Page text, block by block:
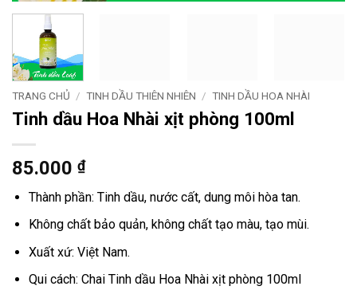
TRANG CHỦ / TINH DẦU THIÊN NHIÊN / TINH DẦU HOA NHÀI
Tinh dầu Hoa Nhài xịt phòng 100ml
85.000 ₫
Thành phần: Tinh dầu, nước cất, dung môi hòa tan.
Không chất bảo quản, không chất tạo màu, tạo mùi.
Xuất xứ: Việt Nam.
Qui cách: Chai Tinh dầu Hoa Nhài xịt phòng 100ml